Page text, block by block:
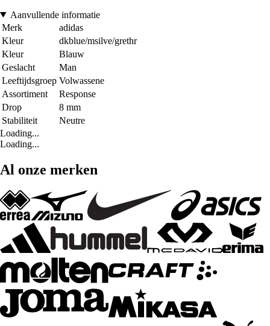
Aanvullende informatie
Merk
adidas
Kleur
dkblue/msilve/grethr
Kleur
Blauw
Geslacht
Man
Leeftijdsgroep Volwassene
Assortiment
Response
Drop
8 mm
Stabiliteit
Neutre
Loading...
Loading...
Al onze merken